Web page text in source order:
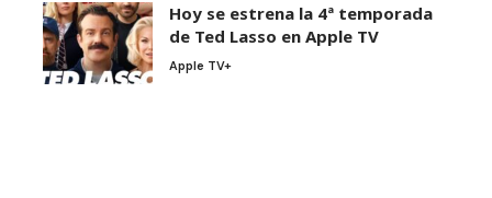
Hoy se estrena la 4ª temporada
de Ted Lasso en Apple TV
Apple TV+